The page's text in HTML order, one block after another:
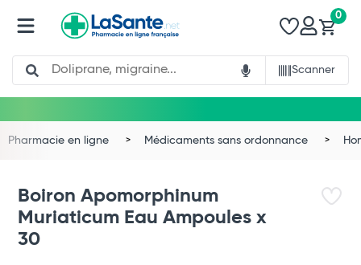
Search
Scanner
0
Pharmacie en ligne Médicaments sans ordonnance
Boiron Apomorphinum
Muriaticum Eau Ampoules x
30